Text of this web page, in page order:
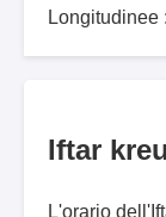
Longitudinee
Iftar
L'orario